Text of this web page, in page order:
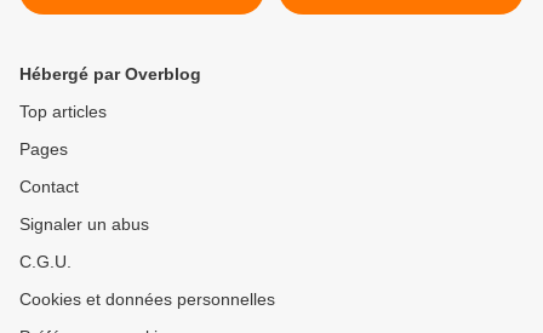
rivière >
Hébergé par Overblog
Top articles
Pages
Contact
Signaler un abus
C.G.U.
Cookies et données personnelles